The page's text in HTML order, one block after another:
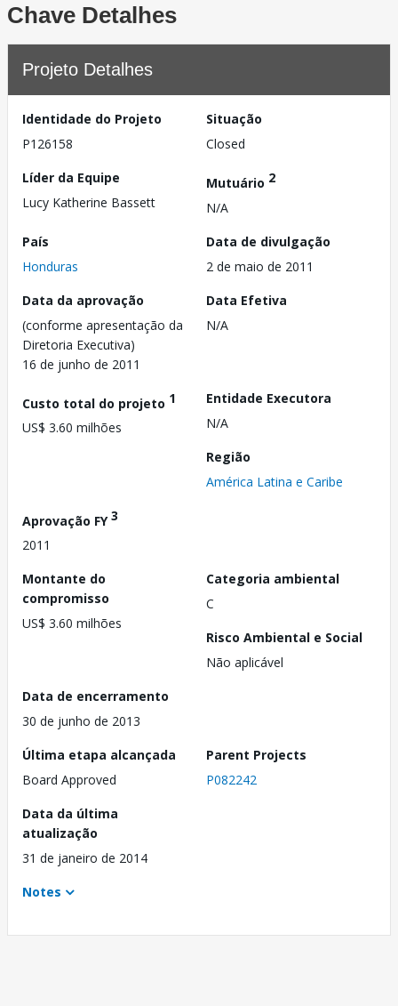
Chave Detalhes
Projeto Detalhes
Identidade do Projeto
P126158
Situação
Closed
Líder da Equipe
Lucy Katherine Bassett
Mutuário 2
N/A
País
Honduras
Data de divulgação
2 de maio de 2011
Data da aprovação
(conforme apresentação da
Diretoria Executiva)
16 de junho de 2011
Data Efetiva
N/A
Custo total do projeto 1
US$ 3.60 milhões
Entidade Executora
N/A
Região
América Latina e Caribe
Aprovação FY3
2011
Montante do
compromisso
US$ 3.60 milhões
Categoria ambiental
C
Risco Ambiental e Social
Não aplicável
Data de encerramento
30 de junho de 2013
Última etapa alcançada
Board Approved
Parent Projects
P082242
Data da última
atualização
31 de janeiro de 2014
Notes